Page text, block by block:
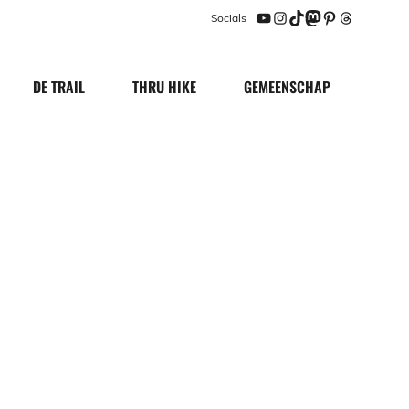
Socials
YouTube
Instagram
TikTok
Mastodon
Pinterest
Threads
DE TRAIL THRU HIKE GEMEENSCHAP